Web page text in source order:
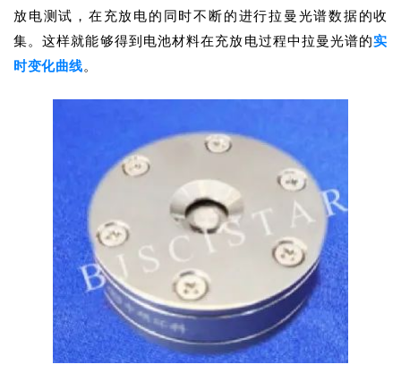
放电测试，在充放电的同时不断的进行拉曼光谱数据的收
集。这样就能够得到电池材料在充放电过程中拉曼光谱的实
时变化曲线。